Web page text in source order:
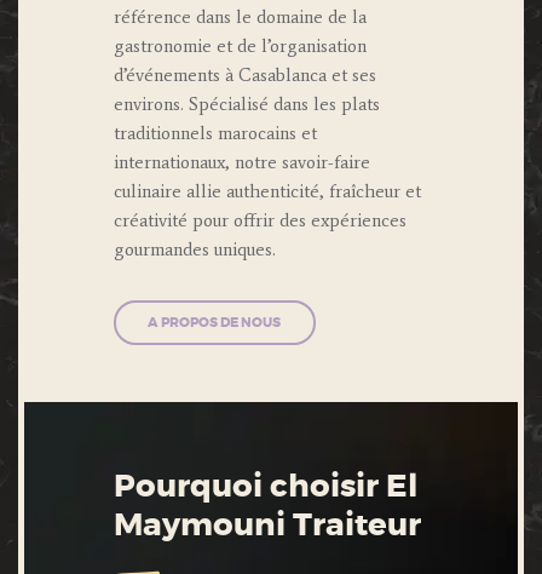
référence dans le domaine de la
gastronomie et de l’organisation
d’événements à Casablanca et ses
environs. Spécialisé dans les plats
traditionnels marocains et
internationaux, notre savoir-faire
culinaire allie authenticité, fraîcheur et
créativité pour offrir des expériences
gourmandes uniques.
A PROPOS DE NOUS
Pourquoi choisir El
Maymouni Traiteur